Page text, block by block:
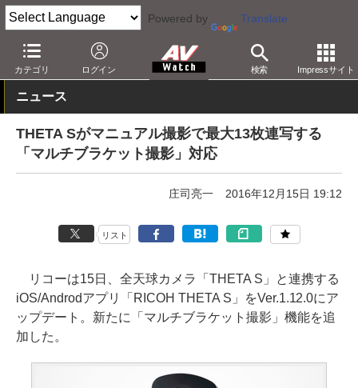
Powered by Translate
カテゴリ ログイン 検索 Impressサイト
AV Watch 製品 アクションカム THETA
ニュース
THETA Sがマニュアル撮影で最大13枚連写する
「マルチブラケット撮影」対応
庄司亮一 2016年12月15日 19:12
リスト
リコーは15日、全天球カメラ「THETA S」と連携する
iOS/Androdアプリ「RICOH THETA S」をVer.1.12.0にア
ップデート。新たに「マルチブラケット撮影」機能を追
加した。